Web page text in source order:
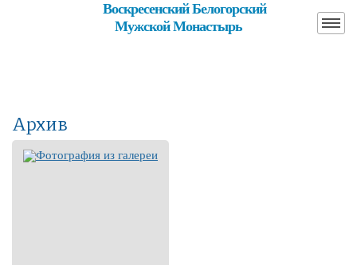
Воскресенский Белогорский
Мужской Монастырь
Архив